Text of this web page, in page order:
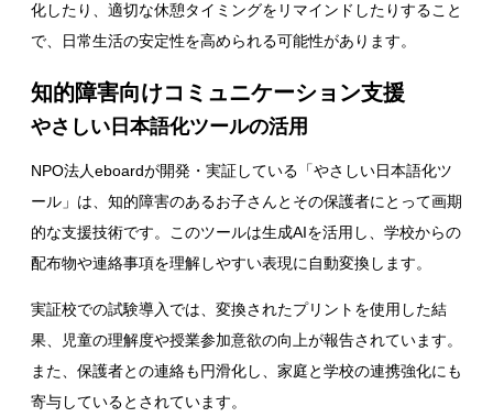
化したり、適切な休憩タイミングをリマインドしたりすること
で、日常生活の安定性を高められる可能性があります。
知的障害向けコミュニケーション支援
やさしい日本語化ツールの活用
NPO法人eboardが開発・実証している「やさしい日本語化ツ
ール」は、知的障害のあるお子さんとその保護者にとって画期
的な支援技術です。このツールは生成AIを活用し、学校からの
配布物や連絡事項を理解しやすい表現に自動変換します。
実証校での試験導入では、変換されたプリントを使用した結
果、児童の理解度や授業参加意欲の向上が報告されています。
また、保護者との連絡も円滑化し、家庭と学校の連携強化にも
寄与しているとされています。